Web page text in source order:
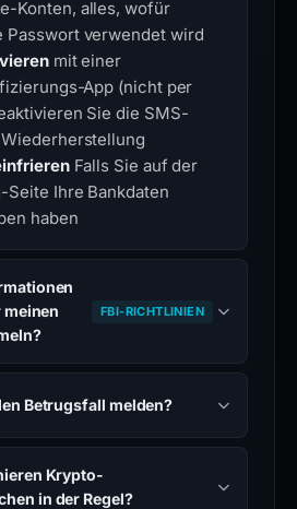
Konten, alles, wofür
Passwort verwendet wird
mit einer
App (nicht per
Sie die SMS-
Falls Sie auf der
Seite Ihre Bankdaten
haben
FBI-RICHTLINIEN
Betrugsfall melden?
Krypto-
in der Regel?